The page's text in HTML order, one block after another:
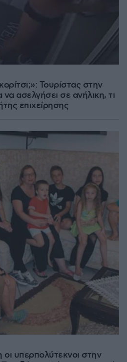
Τουρίστας στην
να ασελγήσει σε ανήλικη, τι
επιχείρησης
υπερπολύτεκνοι στην